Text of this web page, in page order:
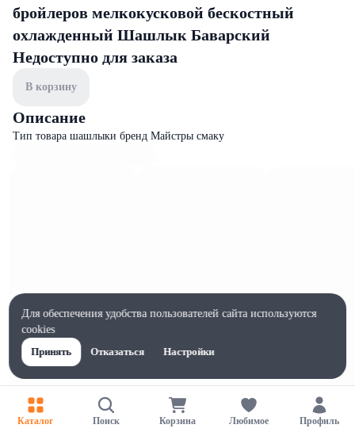
бройлеров мелкокусковой бескостный
охлажденный Шашлык Баварский
Недоступно для заказа
В корзину
Описание
Тип товара шашлыки бренд Майстры смаку
Характеристики
Жиры на 100г, г
Каталог Поиск Корзина Любимое Профиль
Для обеспечения удобства пользователей сайта используются
cookies
Принять
Отказаться Настройки